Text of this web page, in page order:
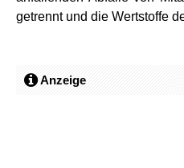
getrennt und die Wertstoffe
Anzeige